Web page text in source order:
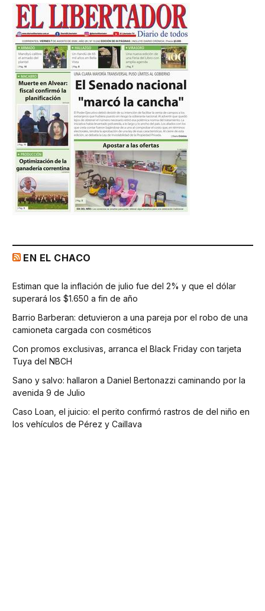
EN EL CHACO
Estiman que la inflación de julio fue del 2% y que el dólar
superará los $1.650 a fin de año
Barrio Barberan: detuvieron a una pareja por el robo de una
camioneta cargada con cosméticos
Con promos exclusivas, arranca el Black Friday con tarjeta
Tuya del NBCH
Sano y salvo: hallaron a Daniel Bertonazzi caminando por la
avenida 9 de Julio
Caso Loan, el juicio: el perito confirmó rastros de del niño en
los vehículos de Pérez y Caillava